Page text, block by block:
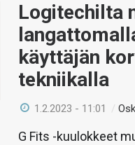
Logitechilta
käyttäjän
tekniikalla
1.2.2023 - 11:01 /
G Fits -kuulokkeet